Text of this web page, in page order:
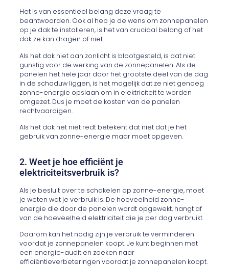
Het is van essentieel belang deze vraag te
beantwoorden. Ook al heb je de wens om zonnepanelen
op je dak te installeren, is het van cruciaal belang of het
dak ze kan dragen of niet.
Als het dak niet aan zonlicht is blootgesteld, is dat niet
gunstig voor de werking van de zonnepanelen. Als de
panelen het hele jaar door het grootste deel van de dag
in de schaduw liggen, is het mogelijk dat ze niet genoeg
zonne-energie opslaan om in elektriciteit te worden
omgezet. Dus je moet de kosten van de panelen
rechtvaardigen.
Als het dak het niet redt betekent dat niet dat je het
gebruik van zonne-energie maar moet opgeven.
2. Weet je hoe efficiënt je
elektriciteitsverbruik is?
Als je besluit over te schakelen op zonne-energie, moet
je weten wat je verbruik is. De hoeveelheid zonne-
energie die door de panelen wordt opgewekt, hangt af
van de hoeveelheid elektriciteit die je per dag verbruikt.
Daarom kan het nodig zijn je verbruik te verminderen
voordat je zonnepanelen koopt. Je kunt beginnen met
een energie-audit en zoeken naar
efficiëntieverbeteringen voordat je zonnepanelen koopt.